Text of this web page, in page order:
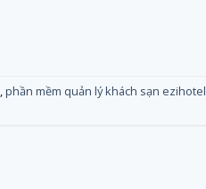
,phần mềm quản lý khách sạn ezihotel